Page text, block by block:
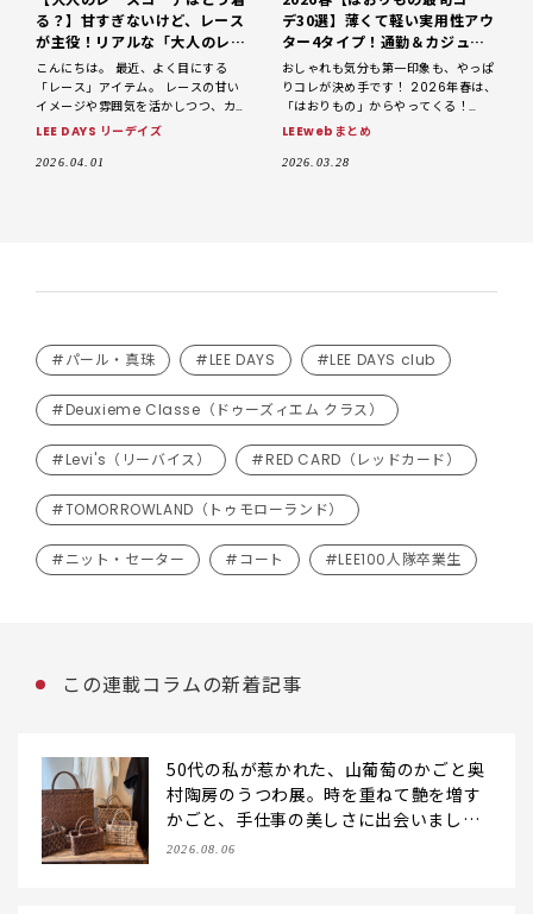
る？】甘すぎないけど、レース
が主役！リアルな「大人のレー
スコーデ3days」【LEE DAYS
club なお】
こんにちは。 最近、よく目にする
「レース」アイテム。 レースの甘い
イメージや雰囲気を活かしつつ、カジ
ュアルに仕上げるのが今の気分です。
リアルな「大人のレースコーデ3
LEE DAYS リーデイズ
2026.04.01
デ30選】薄くて軽い実用性アウ
ター4タイプ！通勤＆カジュア
ルに、バリエ豊富に揃ってます
おしゃれも気分も第一印象も、やっぱ
りコレが決め手です！ 2026年春は、
「はおりもの」からやってくる！
春、3月。名実ともに、暖かな季節が
LEEwebまとめ
2026.03.28
#パール・真珠 #LEE DAYS #LEE DAYS club
#Deuxieme Classe（ドゥーズィエム クラス）
#Levi's（リーバイス） #RED CARD（レッドカード）
#TOMORROWLAND（トゥモローランド）
#ニット・セーター #コート #LEE100人隊卒業生
この連載コラムの新着記事
50代の私が惹かれた、山葡萄のかごと奥
村陶房のうつわ展。時を重ねて艶を増す
かごと、手仕事の美しさに出会いまし
た。【LEE DAYS club tanpopo】
2026.08.06